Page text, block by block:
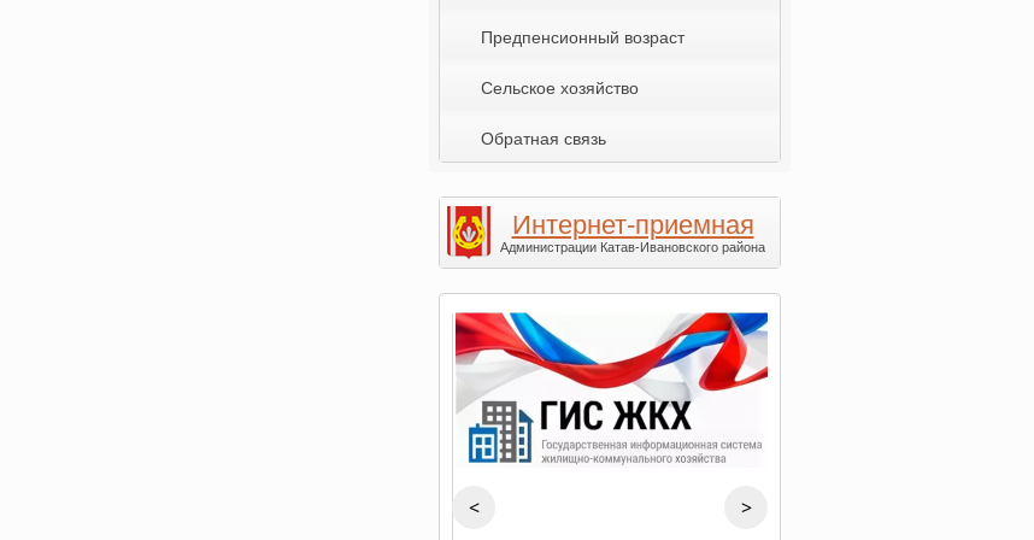
Предпенсионный возраст
Сельское хозяйство
Обратная связь
Интернет-приемная
Администрации Катав-Ивановского района
< >